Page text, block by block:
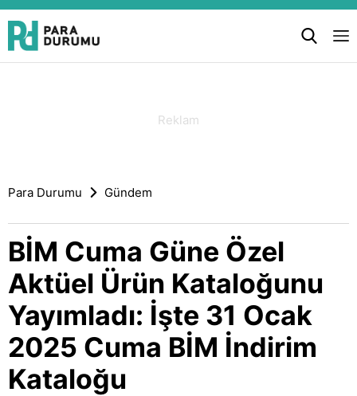
Para Durumu Gündem
BİM Cuma Güne Özel
Aktüel Ürün Kataloğunu
Yayımladı: İşte 31 Ocak
2025 Cuma BİM İndirim
Kataloğu